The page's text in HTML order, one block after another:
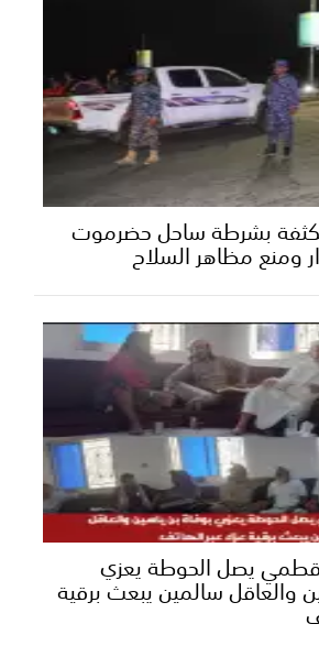
بشرطة ساحل حضرموت
ومنع مظاهر السلاح
يصل الحوطة يعزي
والعاقل سالمين يبعث برقية